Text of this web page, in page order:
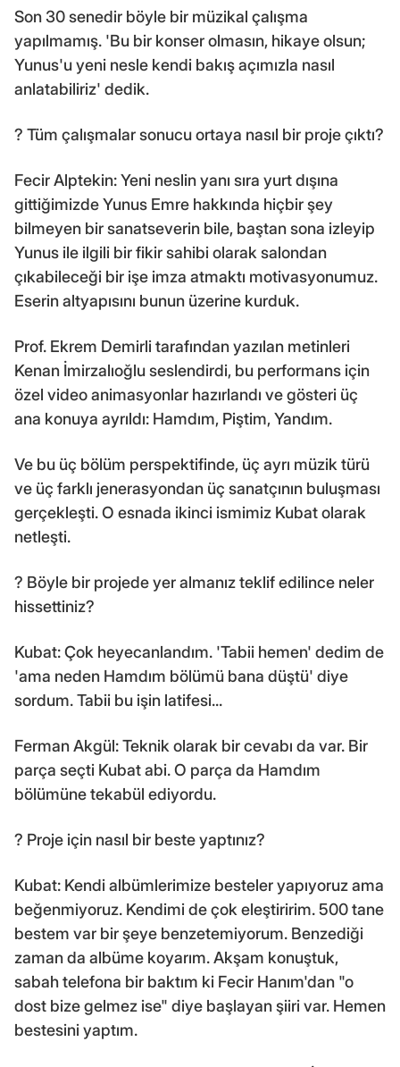
Son 30 senedir böyle bir müzikal çalışma
yapılmamış. 'Bu bir konser olmasın, hikaye olsun;
Yunus'u yeni nesle kendi bakış açımızla nasıl
anlatabiliriz' dedik.
? Tüm çalışmalar sonucu ortaya nasıl bir proje çıktı?
Fecir Alptekin: Yeni neslin yanı sıra yurt dışına
gittiğimizde Yunus Emre hakkında hiçbir şey
bilmeyen bir sanatseverin bile, baştan sona izleyip
Yunus ile ilgili bir fikir sahibi olarak salondan
çıkabileceği bir işe imza atmaktı motivasyonumuz.
Eserin altyapısını bunun üzerine kurduk.
Prof. Ekrem Demirli tarafından yazılan metinleri
Kenan İmirzalıoğlu seslendirdi, bu performans için
özel video animasyonlar hazırlandı ve gösteri üç
ana konuya ayrıldı: Hamdım, Piştim, Yandım.
Ve bu üç bölüm perspektifinde, üç ayrı müzik türü
ve üç farklı jenerasyondan üç sanatçının buluşması
gerçekleşti. O esnada ikinci ismimiz Kubat olarak
netleşti.
? Böyle bir projede yer almanız teklif edilince neler
hissettiniz?
Kubat: Çok heyecanlandım. 'Tabii hemen' dedim de
'ama neden Hamdım bölümü bana düştü' diye
sordum. Tabii bu işin latifesi...
Ferman Akgül: Teknik olarak bir cevabı da var. Bir
parça seçti Kubat abi. O parça da Hamdım
bölümüne tekabül ediyordu.
? Proje için nasıl bir beste yaptınız?
Kubat: Kendi albümlerimize besteler yapıyoruz ama
beğenmiyoruz. Kendimi de çok eleştiririm. 500 tane
bestem var bir şeye benzetemiyorum. Benzediği
zaman da albüme koyarım. Akşam konuştuk,
sabah telefona bir baktım ki Fecir Hanım'dan "o
dost bize gelmez ise" diye başlayan şiiri var. Hemen
bestesini yaptım.